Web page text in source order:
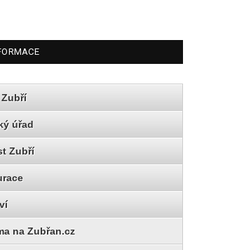
Zubří
úřad
Zubří
na Zubřan.cz